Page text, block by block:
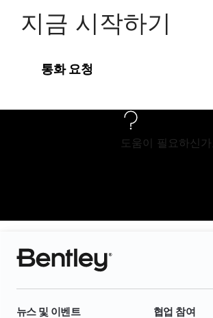
지금 시작하기
통화 요청
도움이 필요하신
뉴스 및 이벤트
협업 참여